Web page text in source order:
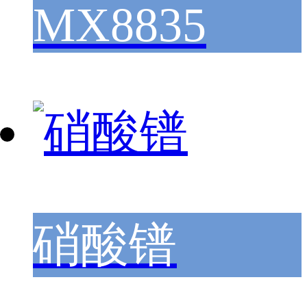
MX8835
硝酸镨